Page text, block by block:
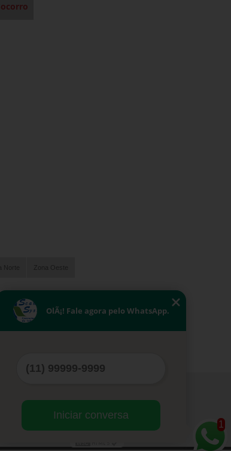
Norte Zona Oeste
sem a autorização do autor.
19/02/1998)
1
OlÃ¡! Fale agora pelo WhatsApp.
Iniciar conversa